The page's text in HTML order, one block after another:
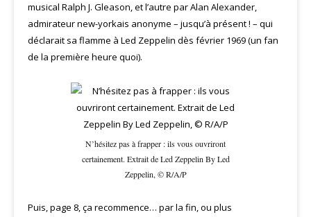
musical Ralph J. Gleason, et l’autre par Alan Alexander,
admirateur new-yorkais anonyme – jusqu’à présent ! – qui
déclarait sa flamme à Led Zeppelin dès février 1969 (un fan
de la première heure quoi).
N’hésitez pas à frapper : ils vous ouvriront
certainement. Extrait de Led Zeppelin By Led
Zeppelin, © R/A/P
Puis, page 8, ça recommence… par la fin, ou plus